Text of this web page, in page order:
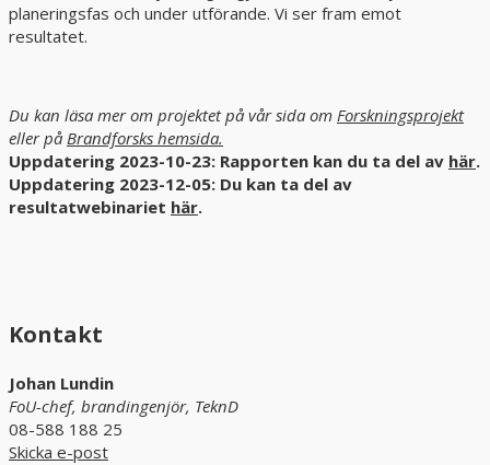
planeringsfas och under utförande. Vi ser fram emot
resultatet.
Du kan läsa mer om projektet på vår sida om Forskningsprojekt
eller på Brandforsks hemsida.
Uppdatering 2023-10-23: Rapporten kan du ta del av här.
Uppdatering 2023-12-05: Du kan ta del av
resultatwebinariet här.
Kontakt
Johan Lundin
FoU-chef, brandingenjör, TeknD
08-588 188 25
Skicka e-post